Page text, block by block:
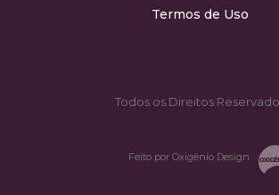
Termos de Uso
Todos os Direitos
Feito por Oxigênio Design